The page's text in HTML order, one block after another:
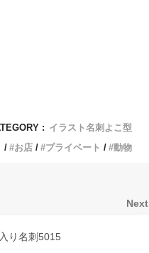
: イラスト名刺よこ型
お店 プライベート 動物
Next
り名刺5015